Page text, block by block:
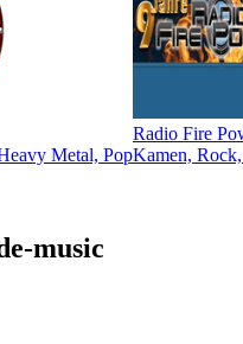
Metal, Pop
Radio Fire
Kamen,
music